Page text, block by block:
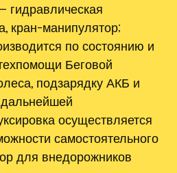
кран-манипулятор;
по состоянию и
Беговой
подзарядку АКБ и
осуществляется
самостоятельного
для внедорожников